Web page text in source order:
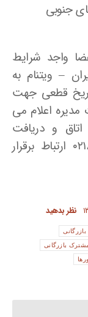
جنوبی
واجد شرایط
– ویتنام به
قطعی جهت
اعلام می
و دریافت
اطلاعات تکمیلی با شماره ۰۲۱۸۵۷۳۲۳۸۸ ارتباط برقرار
نظر بدهید
بازرگانی
بازرگانی